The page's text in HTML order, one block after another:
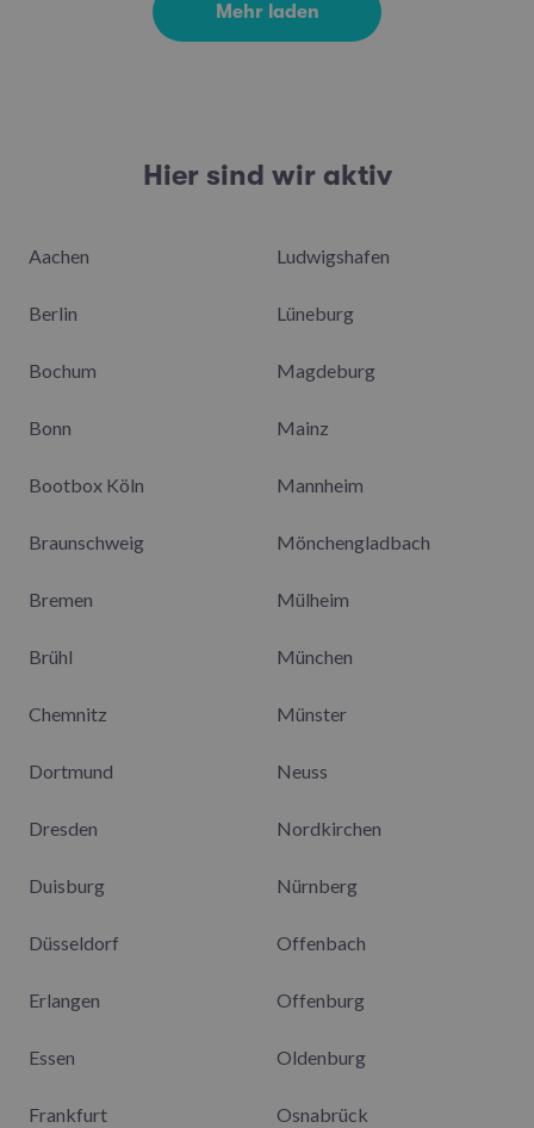
Mehr laden
Hier sind wir aktiv
Aachen
Berlin
Bochum
Bonn
Bootbox Köln
Braunschweig
Bremen
Brühl
Chemnitz
Dortmund
Dresden
Duisburg
Düsseldorf
Erlangen
Essen
Frankfurt
Ludwigshafen
Lüneburg
Magdeburg
Mainz
Mannheim
Mönchengladbach
Mülheim
München
Münster
Neuss
Nordkirchen
Nürnberg
Offenbach
Offenburg
Oldenburg
Osnabrück